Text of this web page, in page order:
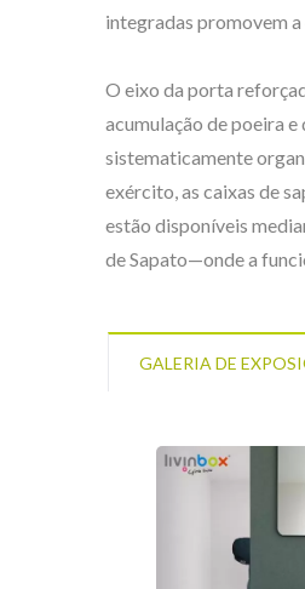
integradas promovem
O eixo da porta
acumulação de poeira
sistematicamente
exército, as caixas de
estão disponíveis
de Sapato—onde a
GALERIA DE